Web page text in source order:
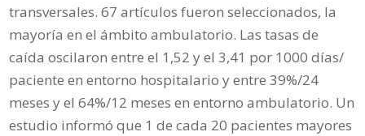
transversales. 67 artículos fueron seleccionados, la
mayoría en el ámbito ambulatorio. Las tasas de
caída oscilaron entre el 1,52 y el 3,41 por 1000 días/
paciente en entorno hospitalario y entre 39%/24
meses y el 64%/12 meses en entorno ambulatorio. Un
estudio informó que 1 de cada 20 pacientes mayores